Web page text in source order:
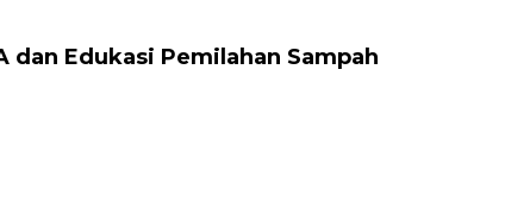
dan Edukasi Pemilahan Sampah